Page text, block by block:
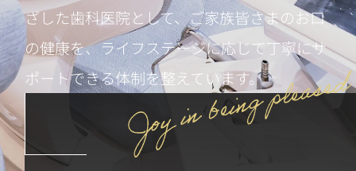
ざした歯科医院として、ご家族皆さまのお口
の健康を、ライフステージに応じて丁寧にサ
ポートできる体制を整えています。